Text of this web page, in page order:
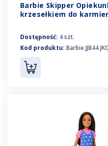
Barbie Skipper
krzesełkiem do
Dostępność: 4 szt.
Kod produktu: Barbie JJB44